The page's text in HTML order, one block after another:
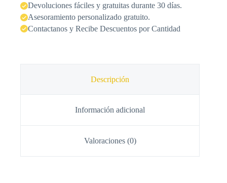
Devoluciones fáciles y gratuitas durante 30 días.
Asesoramiento personalizado gratuito.
Contactanos y Recibe Descuentos por Cantidad
Descripción
Información adicional
Valoraciones (0)